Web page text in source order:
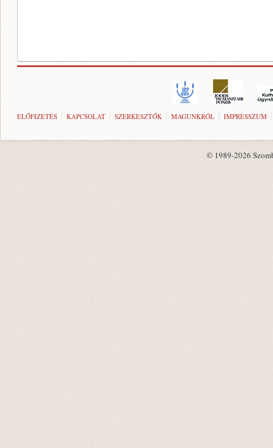
ELŐFIZETÉS KAPCSOLAT SZERKESZTŐK MAGUNKRÓL IMPRESSZUM
© 1989-2026